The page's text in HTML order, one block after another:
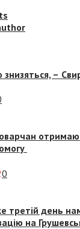
–
0
третій день
на